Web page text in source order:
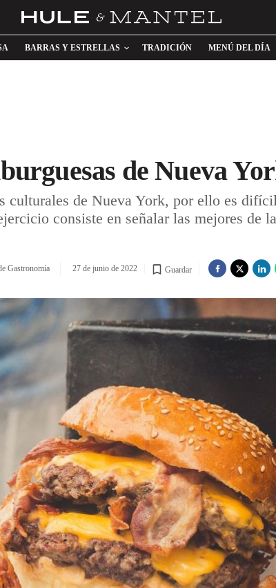
BARRAS Y ESTRELLAS TRADICIÓN MENÚ DEL DÍA
de Nueva
culturales de Nueva York, por ello es
consiste en señalar las mejores de
Gastronomía 27 de junio de 2022 Guardar